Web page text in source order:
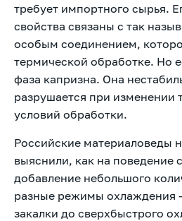
требует импортного сырья.
свойства связаны с так
особым соединением,
термической обработке. Но
фаза капризна. Она
разрушается при изменении
условий обработки.
Российские материаловеды
выяснили, как на поведение
добавление небольшого
разные режимы охлаждения
закалки до сверхбыстрого